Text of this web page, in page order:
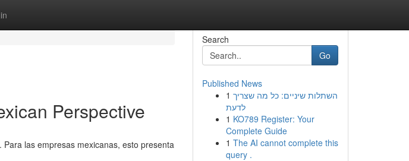
Perspective
las empresas mexicanas, esto presenta
Search
Go
Published News
1 השתלות שיניים: כל מה שצריך
לדעת
1 KO789 Register: Your
Complete Guide
1 The AI cannot complete this
query .